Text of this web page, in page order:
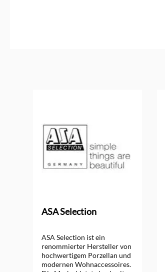
ASA Selection
ASA Selection ist ein
renommierter Hersteller von
hochwertigem Porzellan und
modernen Wohnaccessoires.